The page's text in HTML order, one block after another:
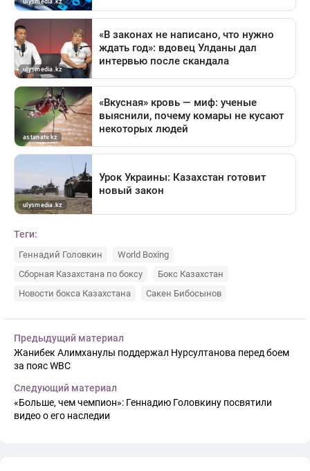
Теги:
Геннадий Головкин
World Boxing
Сборная Казахстана по боксу
Бокс Казахстан
Новости бокса Казахстана
Сакен Бибосынов
Предыдущий материал
Жанибек Алимханулы поддержал Нурсултанова перед боем
за пояс WBC
Следующий материал
«Больше, чем чемпион»: Геннадию Головкину посвятили
видео о его наследии